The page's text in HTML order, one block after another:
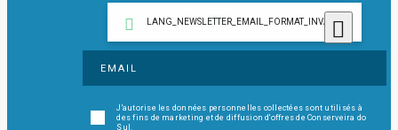
LANG_NEWSLETTER_EMAIL_FORMAT_INVALID
J'autorise les données personnelles collectées sont utilisés à
des fins de marketing et de diffusion d'offres de Conserveira do
Sul.